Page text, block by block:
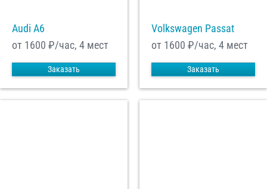
Audi A6
от 1600 ₽/час, 4 мест
Заказать
Volkswagen Passat
от 1600 ₽/час, 4 мест
Заказать